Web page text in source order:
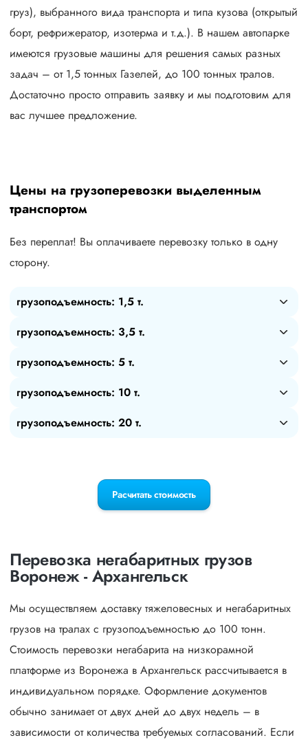
груз), выбранного вида транспорта и типа кузова (открытый
борт, рефрижератор, изотерма и т.д.). В нашем автопарке
имеются грузовые машины для решения самых разных
задач – от 1,5 тонных Газелей, до 100 тонных тралов.
Достаточно просто отправить заявку и мы подготовим для
вас лучшее предложение.
Цены на грузоперевозки выделенным
транспортом
Без переплат! Вы оплачиваете перевозку только в одну
сторону.
грузоподъемность: 1,5 т.
грузоподъемность: 3,5 т.
грузоподъемность: 5 т.
грузоподъемность: 10 т.
грузоподъемность: 20 т.
Расчитать стоимость
Перевозка негабаритных грузов
Воронеж - Архангельск
Мы осуществляем доставку тяжеловесных и негабаритных
грузов на тралах с грузоподъемностью до 100 тонн.
Стоимость перевозки негабарита на низкорамной
платформе из Воронежа в Архангельск рассчитывается в
индивидуальном порядке. Оформление документов
обычно занимает от двух дней до двух недель – в
зависимости от количества требуемых согласований. Если